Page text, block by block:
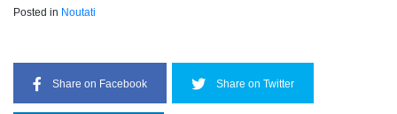
Posted in Noutati
Share on Facebook Share on Twitter